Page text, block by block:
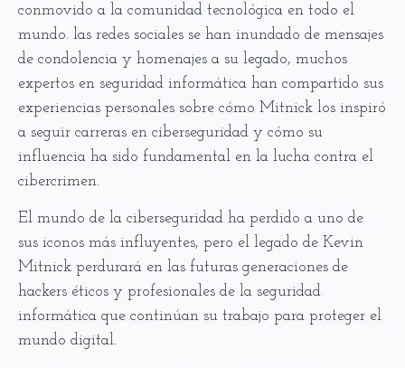
conmovido a la comunidad tecnológica en todo el
mundo. las redes sociales se han inundado de mensajes
de condolencia y homenajes a su legado, muchos
expertos en seguridad informática han compartido sus
experiencias personales sobre cómo Mitnick los inspiró
a seguir carreras en ciberseguridad y cómo su
influencia ha sido fundamental en la lucha contra el
cibercrimen.
El mundo de la ciberseguridad ha perdido a uno de
sus iconos más influyentes, pero el legado de Kevin
Mitnick perdurará en las futuras generaciones de
hackers éticos y profesionales de la seguridad
informática que continúan su trabajo para proteger el
mundo digital.